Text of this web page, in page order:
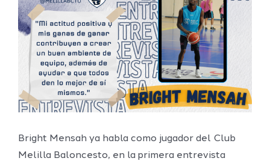
imagen
más
grande
Bright Mensah ya habla como jugador del Club
Melilla Baloncesto, en la primera entrevista